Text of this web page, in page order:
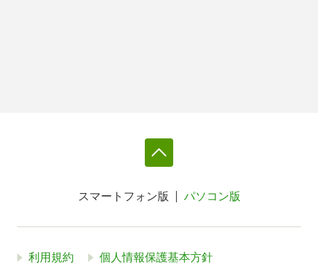
スマートフォン版 パソコン版
利用規約 個人情報保護基本方針